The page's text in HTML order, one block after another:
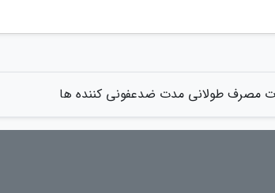
مصرف طولانی مدت ضدعفونی کننده ها